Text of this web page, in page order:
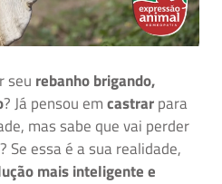
seu rebanho brigando,
? Já pensou emcastrarpara
mas sabe que vai perder
Se essa é a sua realidade,
mais inteligente e